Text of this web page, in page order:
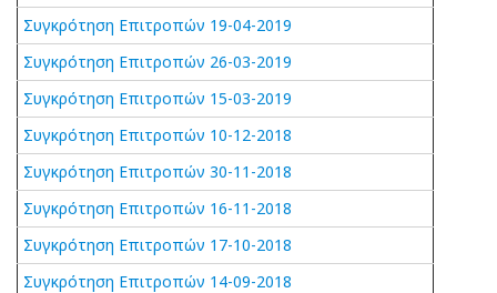
Συγκρότηση Επιτροπών 19-04-2019
Συγκρότηση Επιτροπών 26-03-2019
Συγκρότηση Επιτροπών 15-03-2019
Συγκρότηση Επιτροπών 10-12-2018
Συγκρότηση Επιτροπών 30-11-2018
Συγκρότηση Επιτροπών 16-11-2018
Συγκρότηση Επιτροπών 17-10-2018
Συγκρότηση Επιτροπών 14-09-2018